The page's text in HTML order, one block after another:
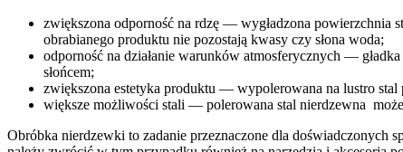
zwiększona odporność na rdzę — wygładzona powierzchnia
obrabianego produktu nie pozostają kwasy czy słona woda;
odporność na działanie warunków atmosferycznych —
słońcem;
zwiększona estetyka produktu — wypolerowana na lustro
większe możliwości stali — polerowana stal nierdzewna
Obróbka nierdzewki to zadanie przeznaczone dla doświadczonych